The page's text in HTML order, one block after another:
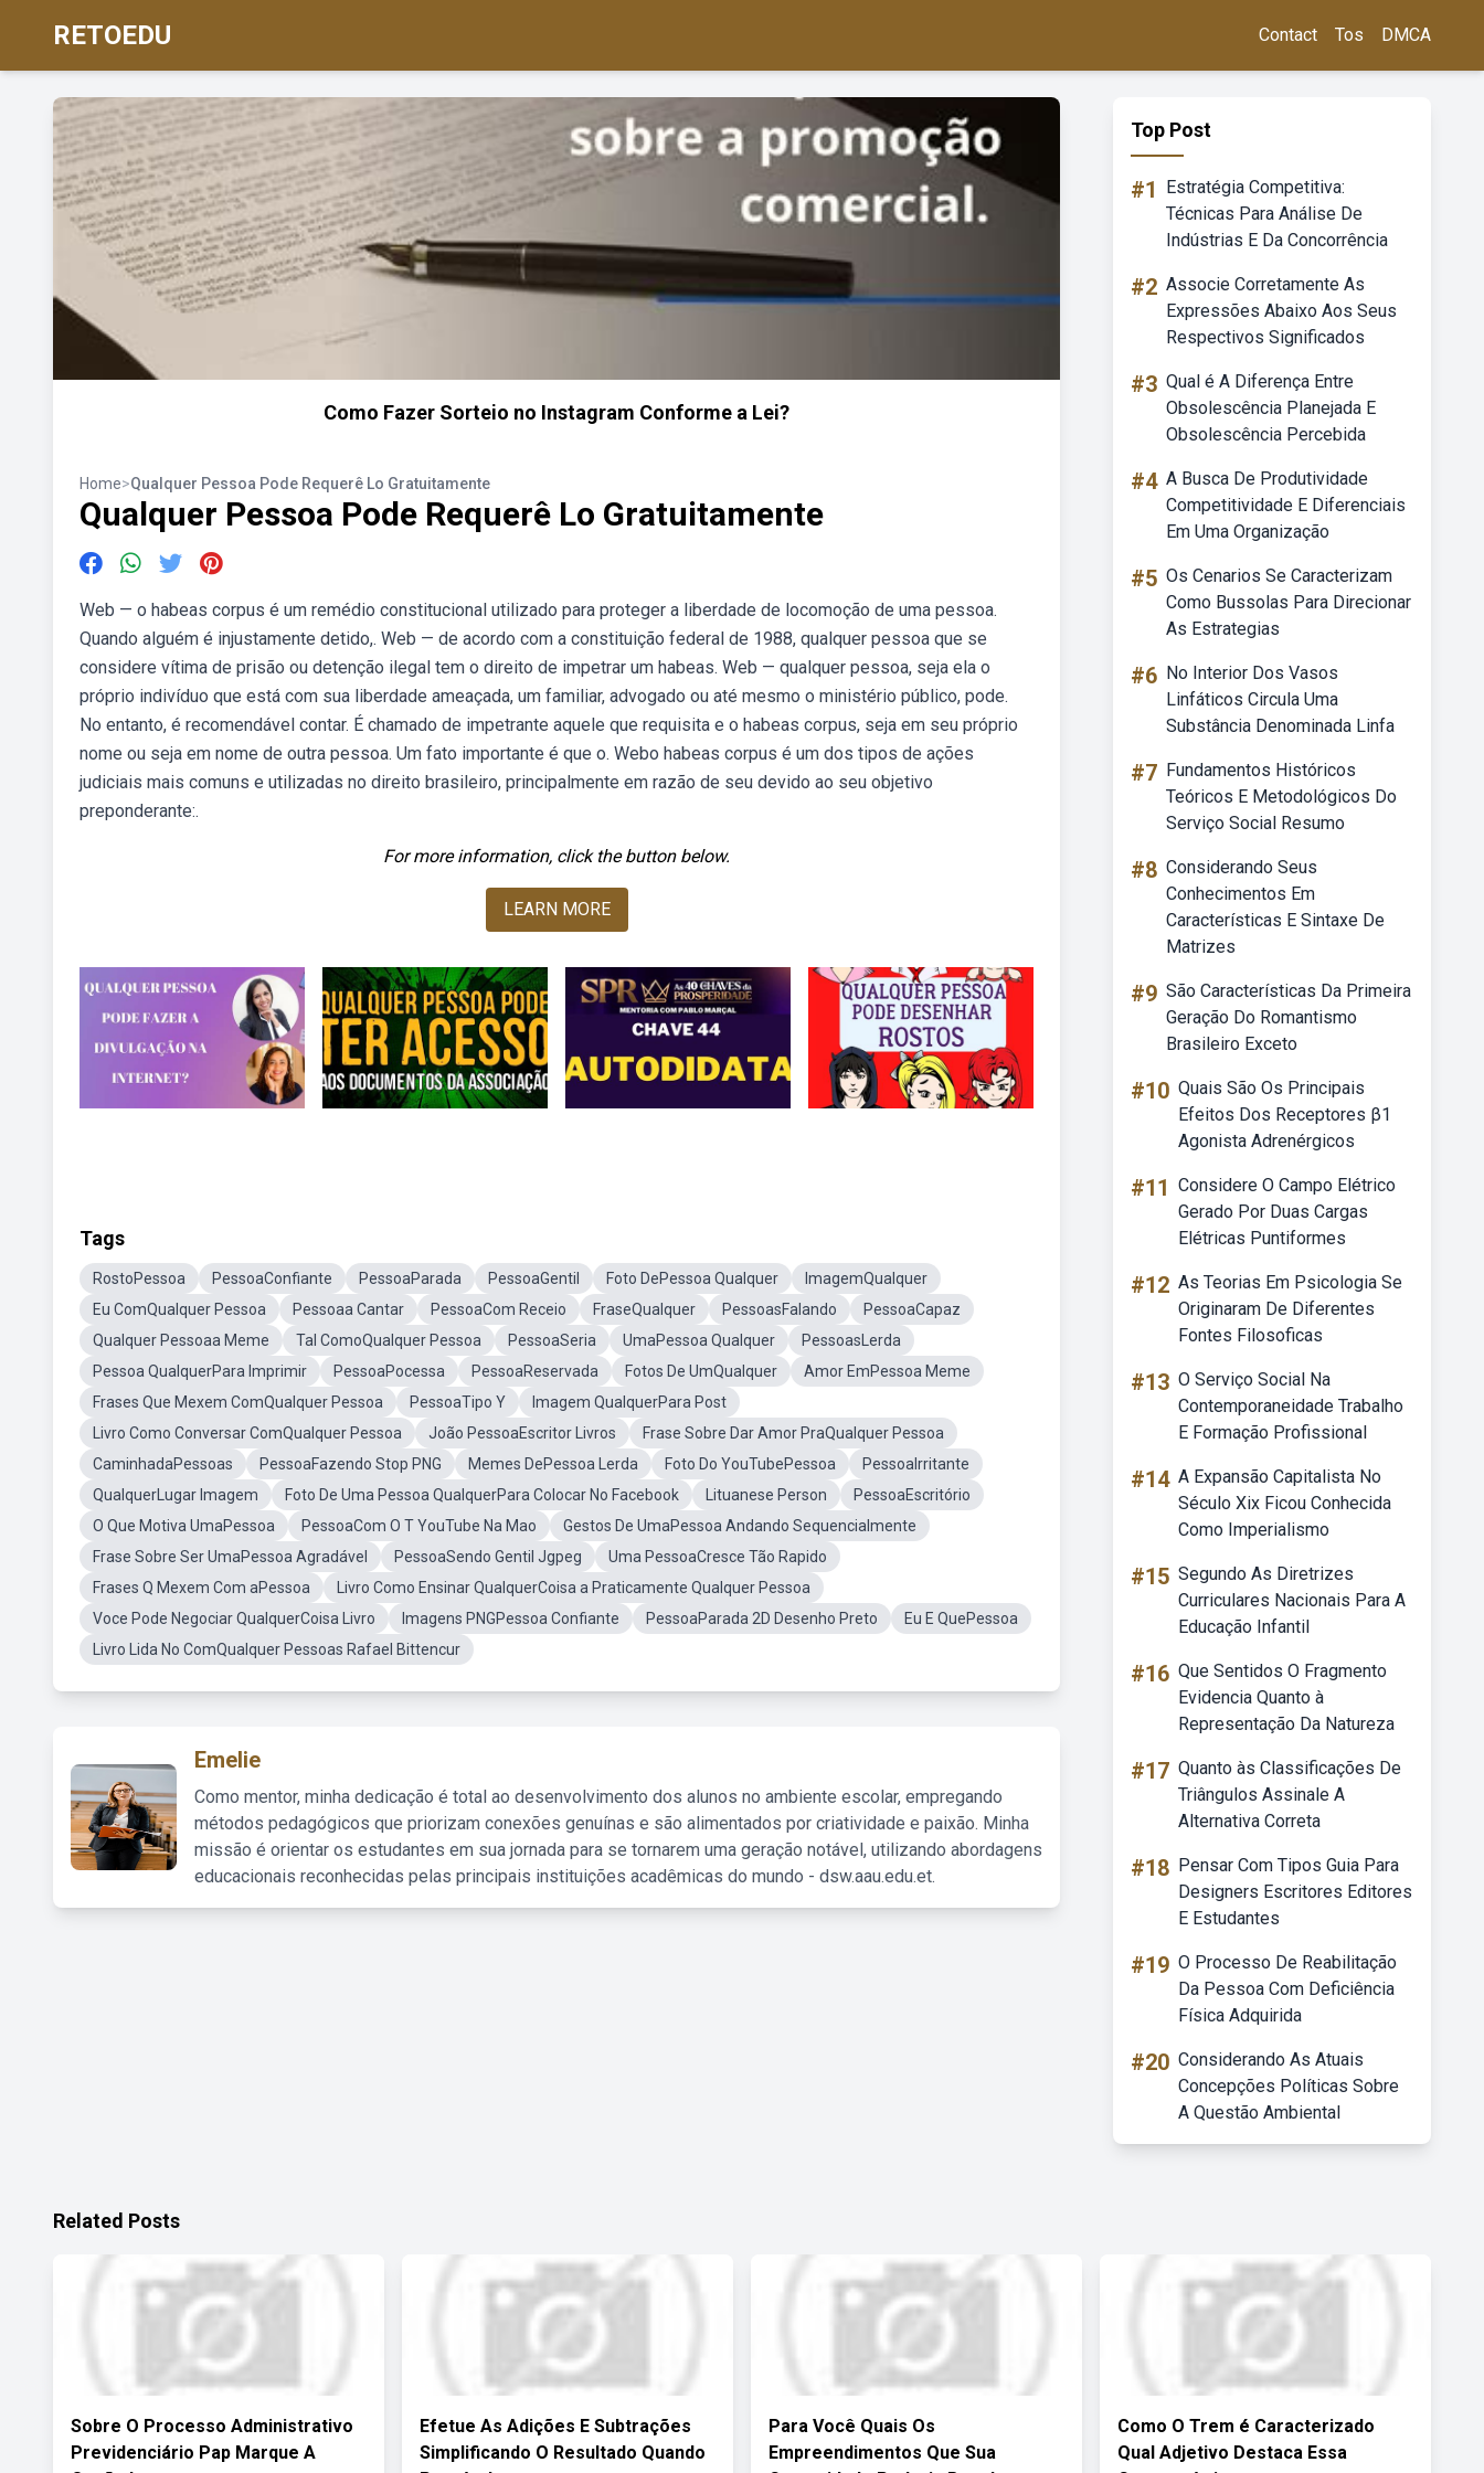
RETOEDU Contact Tos DMCA
Como Fazer Sorteio no Instagram Conforme a Lei?
Home>Qualquer Pessoa Pode Requerê Lo Gratuitamente
Qualquer Pessoa Pode Requerê Lo Gratuitamente
Web — o habeas corpus é um remédio constitucional utilizado para proteger a liberdade de locomoção de uma pessoa.
Quando alguém é injustamente detido,. Web — de acordo com a constituição federal de 1988, qualquer pessoa que se
considere vítima de prisão ou detenção ilegal tem o direito de impetrar um habeas. Web — qualquer pessoa, seja ela o
próprio indivíduo que está com sua liberdade ameaçada, um familiar, advogado ou até mesmo o ministério público, pode.
No entanto, é recomendável contar. É chamado de impetrante aquele que requisita e o habeas corpus, seja em seu próprio
nome ou seja em nome de outra pessoa. Um fato importante é que o. Webo habeas corpus é um dos tipos de ações
judiciais mais comuns e utilizadas no direito brasileiro, principalmente em razão de seu devido ao seu objetivo
preponderante:.
For more information, click the button below.
LEARN MORE
Tags
RostoPessoa PessoaConfiante PessoaParada PessoaGentil Foto DePessoa Qualquer
ImagemQualquer
Eu ComQualquer Pessoa
Pessoaa Cantar PessoaCom Receio FraseQualquer PessoasFalando
PessoaCapaz
Qualquer Pessoaa Meme
Tal ComoQualquer Pessoa PessoaSeria UmaPessoa Qualquer
PessoasLerda
Pessoa QualquerPara Imprimir
PessoaPocessa PessoaReservada Fotos De UmQualquer
Amor EmPessoa Meme
Frases Que Mexem ComQualquer Pessoa
PessoaTipo Y
Imagem QualquerPara Post
Livro Como Conversar ComQualquer Pessoa
João PessoaEscritor Livros
Frase Sobre Dar Amor PraQualquer Pessoa
CaminhadaPessoas
PessoaFazendo Stop PNG Memes DePessoa Lerda Foto Do YouTubePessoa
PessoaIrritante
QualquerLugar Imagem
Foto De Uma Pessoa QualquerPara Colocar No Facebook Lituanese Person
PessoaEscritório
O Que Motiva UmaPessoa
PessoaCom O T YouTube Na Mao
Gestos De UmaPessoa Andando Sequencialmente
Frase Sobre Ser UmaPessoa Agradável
PessoaSendo Gentil Jgpeg
Uma PessoaCresce Tão Rapido
Frases Q Mexem Com aPessoa
Livro Como Ensinar QualquerCoisa a Praticamente Qualquer Pessoa
Voce Pode Negociar QualquerCoisa Livro
Imagens PNGPessoa Confiante PessoaParada 2D Desenho Preto
Eu E QuePessoa
Livro Lida No ComQualquer Pessoas Rafael Bittencur
Emelie
Como mentor, minha dedicação é total ao desenvolvimento dos alunos no ambiente escolar, empregando
métodos pedagógicos que priorizam conexões genuínas e são alimentados por criatividade e paixão. Minha
missão é orientar os estudantes em sua jornada para se tornarem uma geração notável, utilizando abordagens
educacionais reconhecidas pelas principais instituições acadêmicas do mundo - dsw.aau.edu.et.
Top Post
#1
Estratégia Competitiva:
Técnicas Para Análise De
Indústrias E Da Concorrência
#2 Associe Corretamente As
Expressões Abaixo Aos Seus
Respectivos Significados
#3 Qual é A Diferença Entre
Obsolescência Planejada E
Obsolescência Percebida
#4 A Busca De Produtividade
Competitividade E Diferenciais
Em Uma Organização
#5 Os Cenarios Se Caracterizam
Como Bussolas Para Direcionar
As Estrategias
#6 No Interior Dos Vasos
Linfáticos Circula Uma
Substância Denominada Linfa
#7 Fundamentos Históricos
Teóricos E Metodológicos Do
Serviço Social Resumo
#8 Considerando Seus
Conhecimentos Em
Características E Sintaxe De
Matrizes
#9 São Características Da Primeira
Geração Do Romantismo
Brasileiro Exceto
#10 Quais São Os Principais
Efeitos Dos Receptores β1
Agonista Adrenérgicos
#11 Considere O Campo Elétrico
Gerado Por Duas Cargas
Elétricas Puntiformes
#12 As Teorias Em Psicologia Se
Originaram De Diferentes
Fontes Filosoficas
#13 O Serviço Social Na
Contemporaneidade Trabalho
E Formação Profissional
#14 A Expansão Capitalista No
Século Xix Ficou Conhecida
Como Imperialismo
#15 Segundo As Diretrizes
Curriculares Nacionais Para A
Educação Infantil
#16 Que Sentidos O Fragmento
Evidencia Quanto à
Representação Da Natureza
#17 Quanto às Classificações De
Triângulos Assinale A
Alternativa Correta
#18 Pensar Com Tipos Guia Para
Designers Escritores Editores
E Estudantes
#19 O Processo De Reabilitação
Da Pessoa Com Deficiência
Física Adquirida
#20 Considerando As Atuais
Concepções Políticas Sobre
A Questão Ambiental
Related Posts
Sobre O Processo Administrativo
Previdenciário Pap Marque A
Efetue As Adições E Subtrações
Simplificando O Resultado Quando
Para Você Quais Os
Empreendimentos Que Sua
Como O Trem é Caracterizado
Qual Adjetivo Destaca Essa